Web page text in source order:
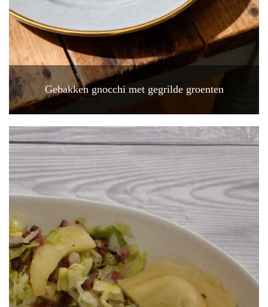
Gebakken gnocchi met gegrilde groenten